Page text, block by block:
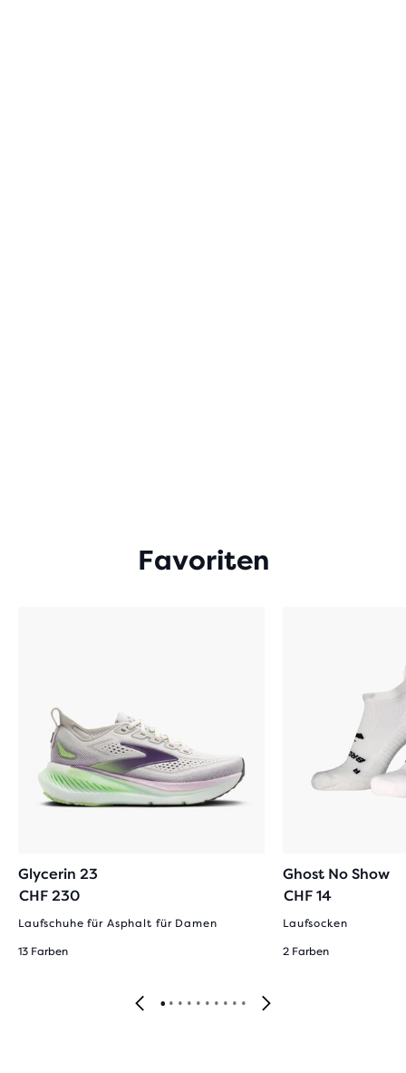
Favoriten
Glycerin 23
CHF 230
Laufschuhe für Asphalt für Damen
13 Farben
Ghost No Show
CHF 14
Laufsocken
2 Farben